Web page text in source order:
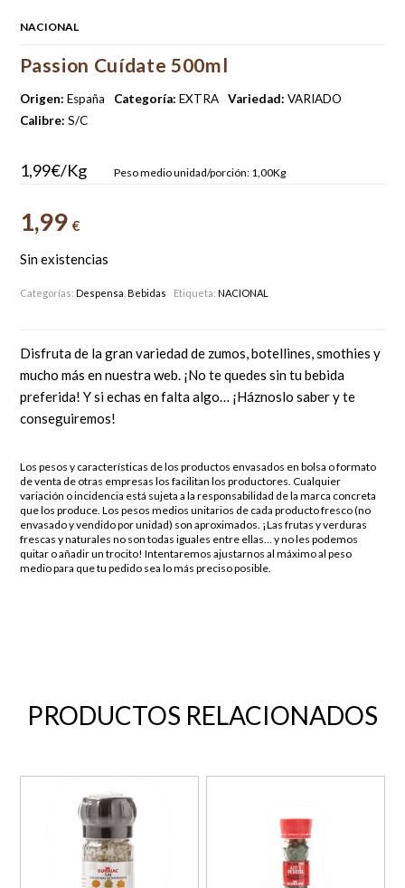
NACIONAL
Passion Cuídate 500ml
Origen: España Categoría: EXTRA Variedad: VARIADO
Calibre: S/C
1,99€/Kg Peso medio unidad/porción: 1,00Kg
1,99€
Sin existencias
Categorías:Despensa ,Bebidas Etiqueta:NACIONAL
Disfruta de la gran variedad de zumos, botellines, smothies y
mucho más en nuestra web. ¡No te quedes sin tu bebida
preferida! Y si echas en falta algo… ¡Háznoslo saber y te
conseguiremos!
Los pesos y características de los productos envasados en bolsa o formato
de venta de otras empresas los facilitan los productores. Cualquier
variación o incidencia está sujeta a la responsabilidad de la marca concreta
que los produce. Los pesos medios unitarios de cada producto fresco (no
envasado y vendido por unidad) son aproximados. ¡Las frutas y verduras
frescas y naturales no son todas iguales entre ellas… y no les podemos
quitar o añadir un trocito! Intentaremos ajustarnos al máximo al peso
medio para que tu pedido sea lo más preciso posible.
PRODUCTOS RELACIONADOS